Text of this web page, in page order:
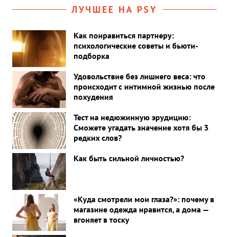
ЛУЧШЕЕ НА PSY
Как понравиться партнеру:
психологические советы и бьюти-
подборка
Удовольствие без лишнего веса: что
происходит с интимной жизнью после
похудения
Тест на недюжинную эрудицию:
Сможете угадать значение хотя бы 3
редких слов?
Как быть сильной личностью?
«Куда смотрели мои глаза?»: почему в
магазине одежда нравится, а дома —
вгоняет в тоску